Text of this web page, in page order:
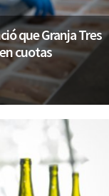
que Granja Tres
cuotas